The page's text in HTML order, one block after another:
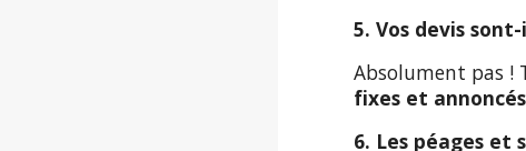
5. Vos devis
Absolument pas !
fixes et
6. Les péages et